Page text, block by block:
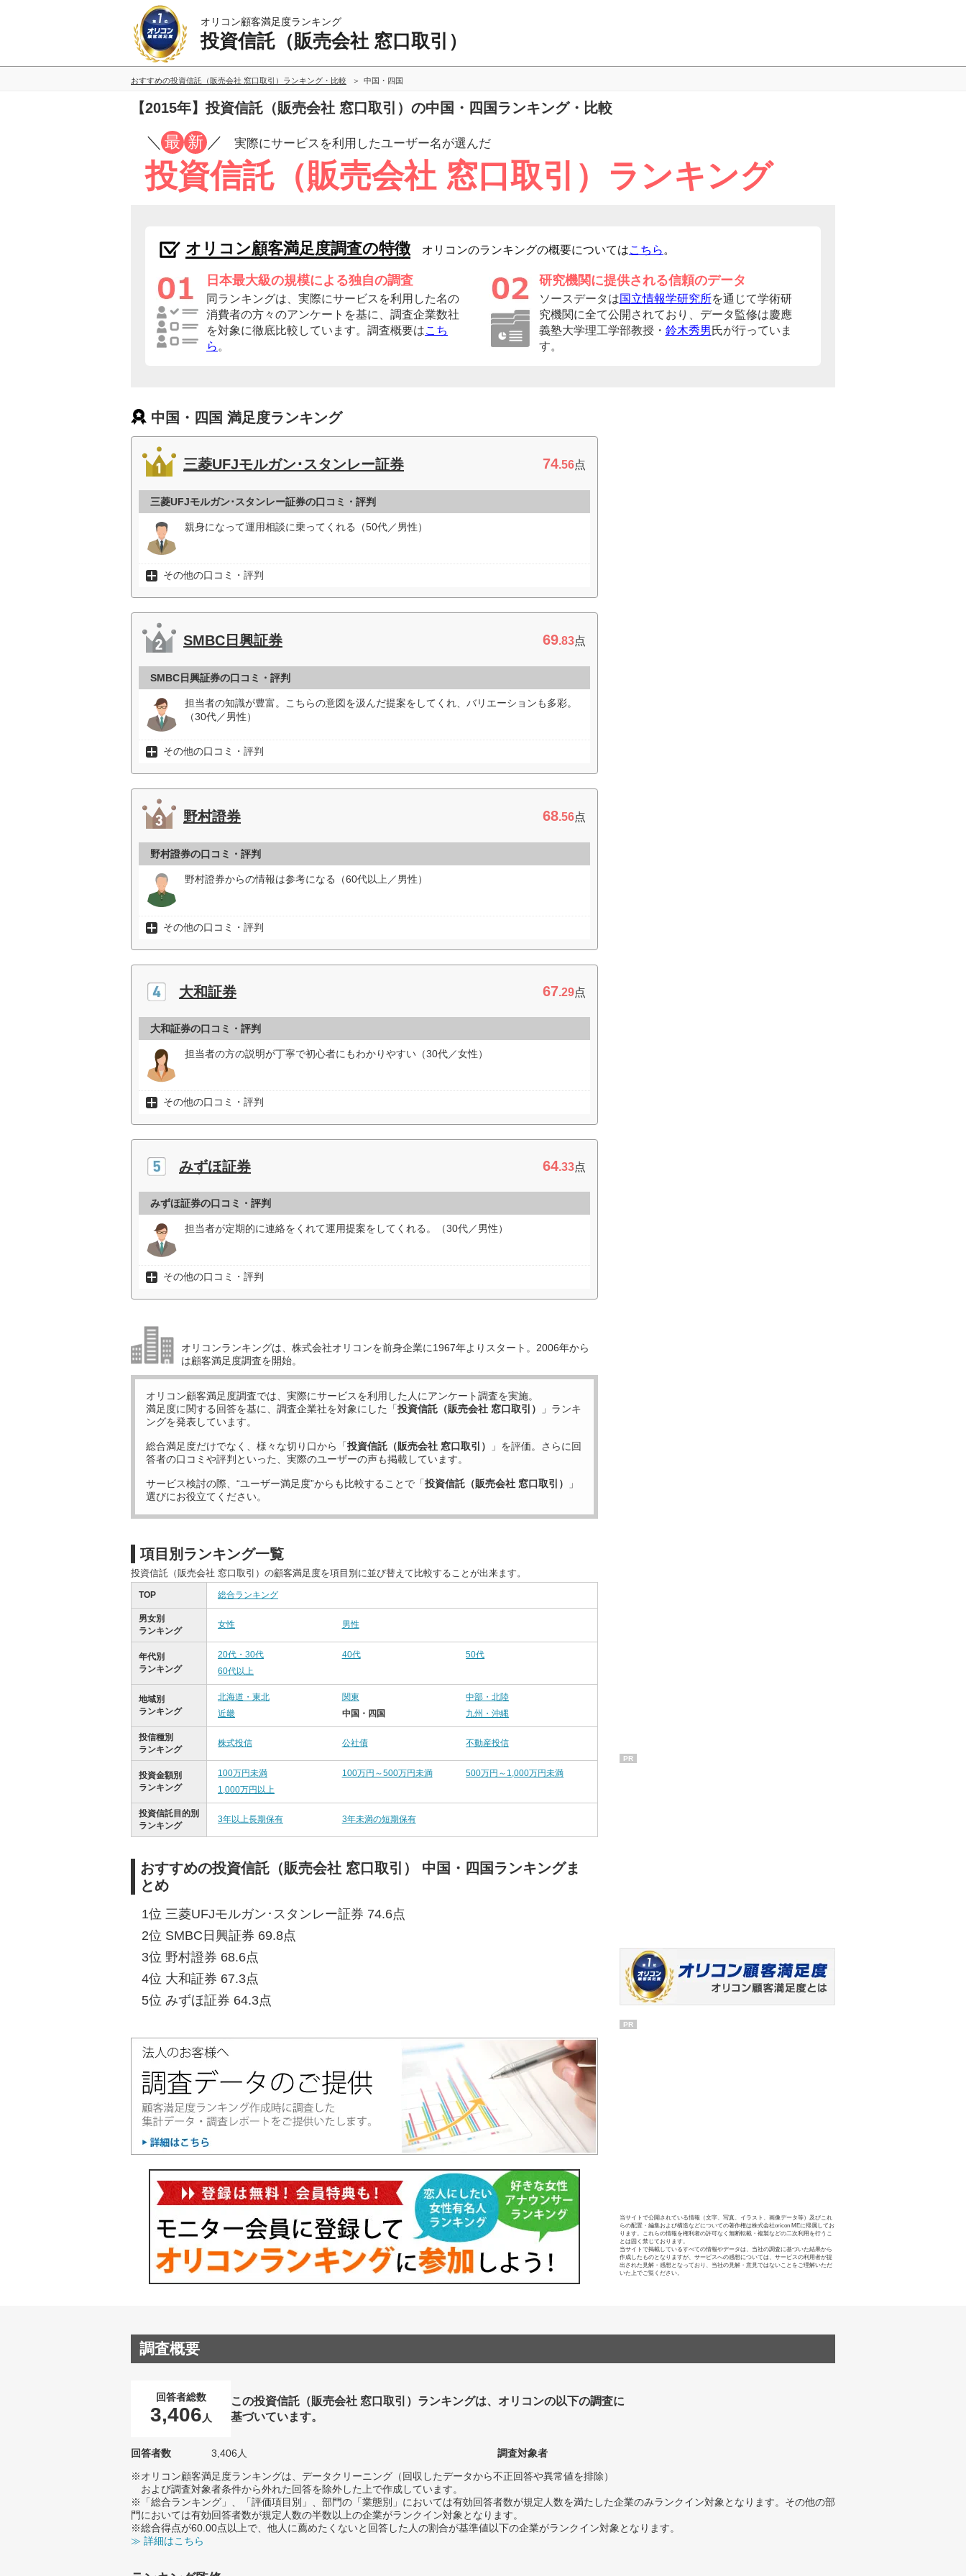
オリコン顧客満足度ランキング
投資信託（販売会社 窓口取引）
おすすめの投資信託（販売会社 窓口取引）ランキング・比較 中国・四国
【2015年】投資信託（販売会社 窓口取引）の中国・四国ランキング・比較
／ 最 新 ／ 実際にサービスを利用したユーザー名が選んだ
投資信託（販売会社 窓口取引）ランキング
オリコン顧客満足度調査の特徴 オリコンのランキングの概要についてはこちら 。
日本最大級の規模による独自の調査
同ランキングは、実際にサービスを利用した名の
消費者の方々のアンケートを基に、調査企業数社
を対象に徹底比較しています。調査概要はこち
ら 。
研究機関に提供される信頼のデータ
ソースデータは国立情報学研究所を通じて学術研
究機関に全て公開されており、データ監修は慶應
義塾大学理工学部教授・ 鈴木秀男 氏が行っていま
す。
中国・四国 満足度ランキング
三菱UFJモルガン･スタンレー証券 74.56点
三菱UFJモルガン･スタンレー証券の口コミ・評判
親身になって運用相談に乗ってくれる（50代／男性）
その他の口コミ・評判
SMBC日興証券 69.83点
SMBC日興証券の口コミ・評判
担当者の知識が豊富。こちらの意図を汲んだ提案をしてくれ、バリエーションも多彩。
（30代／男性）
その他の口コミ・評判
野村證券 68.56点
野村證券の口コミ・評判
野村證券からの情報は参考になる（60代以上／男性）
その他の口コミ・評判
大和証券 67.29点
大和証券の口コミ・評判
担当者の方の説明が丁寧で初心者にもわかりやすい（30代／女性）
その他の口コミ・評判
みずほ証券 64.33点
みずほ証券の口コミ・評判
担当者が定期的に連絡をくれて運用提案をしてくれる。（30代／男性）
その他の口コミ・評判
オリコンランキングは、株式会社オリコンを前身企業に1967年よりスタート。2006年から
は顧客満足度調査を開始。
オリコン顧客満足度調査では、実際にサービスを利用した 人にアンケート調査を実施。
満足度に関する回答を基に、調査企業社を対象にした「投資信託（販売会社 窓口取引）
」ランキ
ングを発表しています。
総合満足度だけでなく、様々な切り口から「投資信託（販売会社 窓口取引）
」を評価。さらに回
答者の口コミや評判といった、実際のユーザーの声も掲載しています。
サービス検討の際、“ユーザー満足度”からも比較することで「投資信託（販売会社 窓口取引）
」
選びにお役立てください。
項目別ランキング一覧
投資信託（販売会社 窓口取引）の顧客満足度を項目別に並び替えて比較することが出来ます。
TOP 総合ランキング
男女別
ランキング
女性 男性
年代別
ランキング
20代・30代 40代
50代
60代以上
地域別
ランキング
北海道・東北 関東
中部・北陸
近畿
中国・四国 九州・沖縄
投信種別
ランキング
株式投信 公社債 不動産投信
投資金額別
ランキング
100万円未満 100万円～500万円未満
500万円～1,000万円未満
1,000万円以上
投資信託目的別
ランキング
3年以上長期保有 3年未満の短期保有
おすすめの投資信託（販売会社 窓口取引） 中国・四国ランキングま
とめ
1位 三菱UFJモルガン･スタンレー証券 74.6点
2位 SMBC日興証券 69.8点
3位 野村證券 68.6点
4位 大和証券 67.3点
5位 みずほ証券 64.3点
PR
PR
当サイトで公開されている情報（文字、写真、イラスト、画像データ等）及びこれ
らの配置・編集および構造などについての著作権は株式会社oricon MEに帰属してお
ります。これらの情報を権利者の許可なく無断転載・複製などの二次利用を行うこ
とは固く禁じております。
当サイトで掲載しているすべての情報やデータは、当社の調査に基づいた結果から
作成したものとなりますが、サービスへの感想については、サービスの利用者が提
出された見解・感想となっており、当社の見解・意見ではないことをご理解いただ
いた上でご覧ください。
調査概要
回答者総数
3,406 人
この投資信託（販売会社 窓口取引）ランキングは、オリコンの以下の調査に
基づいています。
回答者数 3,406人
調査対象者
※オリコン顧客満足度ランキングは、データクリーニング（回収したデータから不正回答や異常値を排除）
および調査対象者条件から外れた回答を除外した上で作成しています。
※「総合ランキング」、「評価項目別」、部門の「業態別」においては有効回答者数が規定人数を満たした企業のみランクイン対象となります。その他の部
門においては有効回答者数が規定人数の半数以上の企業がランクイン対象となります。
※総合得点が60.00点以上で、他人に薦めたくないと回答した人の割合が基準値以下の企業がランクイン対象となります。
≫ 詳細はこちら